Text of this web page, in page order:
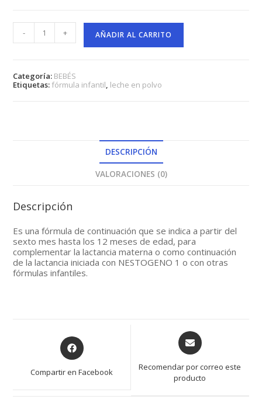
NESTÓGENO
FÓRMULA
SEGUIMIENTO
400G
cantidad
- + AÑADIR AL CARRITO
Categoría: BEBÉS
Etiquetas: fórmula infantil, leche en polvo
DESCRIPCIÓN
VALORACIONES (0)
Descripción
Es una fórmula de continuación que se indica a partir del
sexto mes hasta los 12 meses de edad, para
complementar la lactancia materna o como continuación
de la lactancia iniciada con NESTOGENO 1 o con otras
fórmulas infantiles.
Opens
in
Compartir en Facebook
Opens
in
new
Recomendar por correo este
producto